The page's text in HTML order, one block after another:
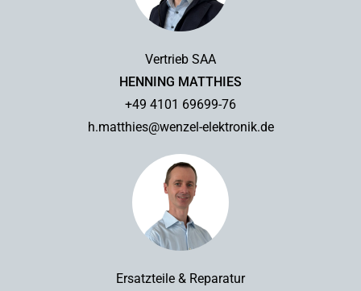
Vertrieb SAA
HENNING MATTHIES
+49 4101 69699-76
h.matthies@wenzel-elektronik.de
Ersatzteile & Reparatur